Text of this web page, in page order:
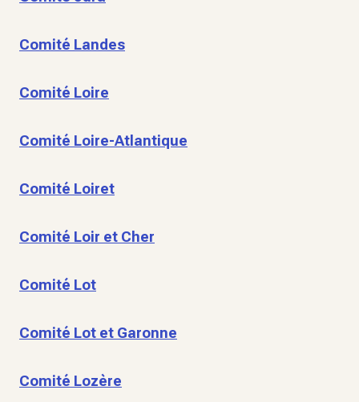
Comité Landes
Comité Loire
Comité Loire-Atlantique
Comité Loiret
Comité Loir et Cher
Comité Lot
Comité Lot et Garonne
Comité Lozère